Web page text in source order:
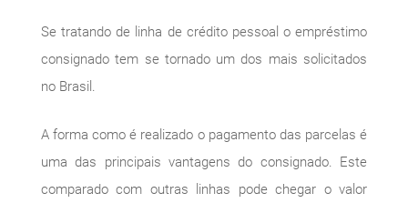
Se tratando de linha de crédito pessoal o empréstimo
consignado tem se tornado um dos mais solicitados
no Brasil.
A forma como é realizado o pagamento das parcelas é
uma das principais vantagens do consignado. Este
comparado com outras linhas pode chegar o valor